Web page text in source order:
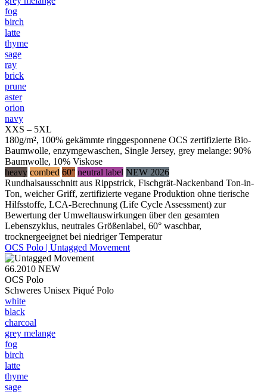
fog
birch
latte
thyme
sage
ray
brick
prune
aster
orion
navy
XXS – 5XL
180g/m², 100% gekämmte ringgesponnene OCS zertifizierte Bio-
Baumwolle, enzymgewaschen, Single Jersey, grey melange: 90%
Baumwolle, 10% Viskose
heavy combed 60° neutral label NEW 2026
Rundhalsausschnitt aus Rippstrick, Fischgrät-Nackenband Ton-in-
Ton, weicher Griff, zertifizierte vegane Produktion ohne tierische
Hilfsstoffe, LCA-Berechnung (Life Cycle Assessment) zur
Bewertung der Umweltauswirkungen über den gesamten
Lebenszyklus, neutrales Größenlabel, 60° waschbar,
trocknergeeignet bei niedriger Temperatur
OCS Polo | Untagged Movement
66.2010 NEW
OCS Polo
Schweres Unisex Piqué Polo
white
black
charcoal
grey melange
fog
birch
latte
thyme
sage